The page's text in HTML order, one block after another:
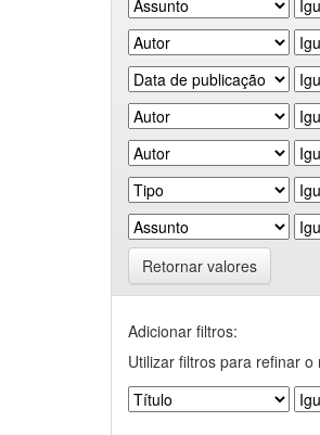
Retornar valores
Adicionar filtros:
Utilizar filtros para refinar